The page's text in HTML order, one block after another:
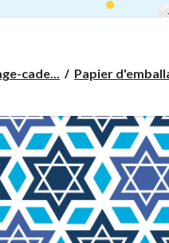
cade... Papier